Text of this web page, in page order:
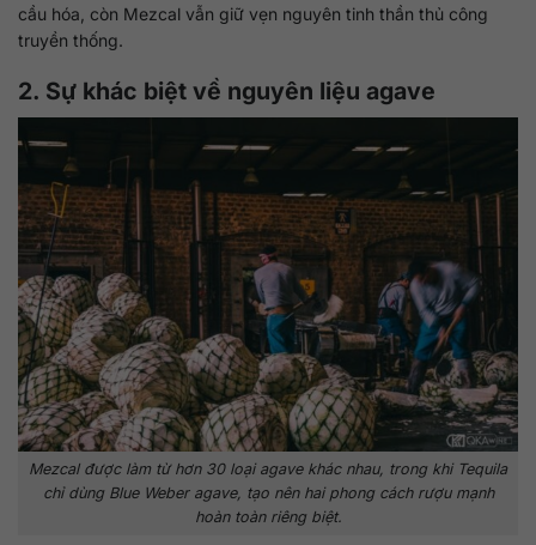
cầu hóa, còn Mezcal vẫn giữ vẹn nguyên tinh thần thủ công
truyền thống.
2. Sự khác biệt về nguyên liệu agave
Mezcal được làm từ hơn 30 loại agave khác nhau, trong khi Tequila
chỉ dùng Blue Weber agave, tạo nên hai phong cách rượu mạnh
hoàn toàn riêng biệt.